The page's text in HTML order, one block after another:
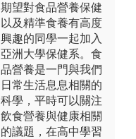
期望對食品營養保健
以及精準食養有高度
興趣的同學一起加入
亞洲大學保健系。食
品營養是一門與我們
日常生活息息相關的
科學，平時可以關注
飲食營養與健康相關
的議題，在高中學習